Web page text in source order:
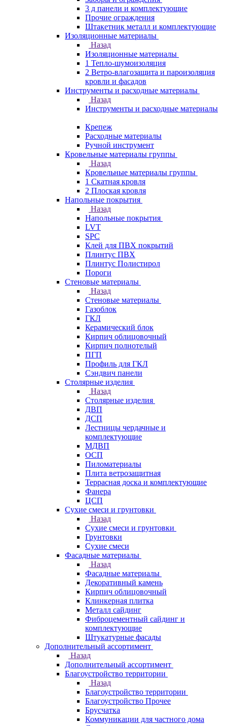
3 д панели и комплектующие
Прочие ограждения
Штакетник металл и комплектующие
Изоляционные материалы
Назад
Изоляционные материалы
1 Тепло-шумоизоляция
2 Ветро-влагозащита и пароизоляция
кровли и фасадов
Инструменты и расходные материалы
Назад
Инструменты и расходные материалы
Крепеж
Расходные материалы
Ручной инструмент
Кровельные материалы группы
Назад
Кровельные материалы группы
1 Скатная кровля
2 Плоская кровля
Напольные покрытия
Назад
Напольные покрытия
LVT
SPC
Клей для ПВХ покрытий
Плинтус ПВХ
Плинтус Полистирол
Пороги
Стеновые материалы
Назад
Стеновые материалы
Газоблок
ГКЛ
Керамический блок
Кирпич облицовочный
Кирпич полнотелый
ПГП
Профиль для ГКЛ
Сэндвич панели
Столярные изделия
Назад
Столярные изделия
ДВП
ДСП
Лестницы чердачные и
комплектующие
МДВП
ОСП
Пиломатериалы
Плита ветрозащитная
Террасная доска и комплектующие
Фанера
ЦСП
Сухие смеси и грунтовки
Назад
Сухие смеси и грунтовки
Грунтовки
Сухие смеси
Фасадные материалы
Назад
Фасадные материалы
Декоративный камень
Кирпич облицовочный
Клинкерная плитка
Металл сайдинг
Фиброцементный сайдинг и
комплектующие
Штукатурные фасады
Дополнительный ассортимент
Назад
Дополнительный ассортимент
Благоустройство территории
Назад
Благоустройство территории
Благоустройство Прочее
Брусчатка
Коммуникации для частного дома